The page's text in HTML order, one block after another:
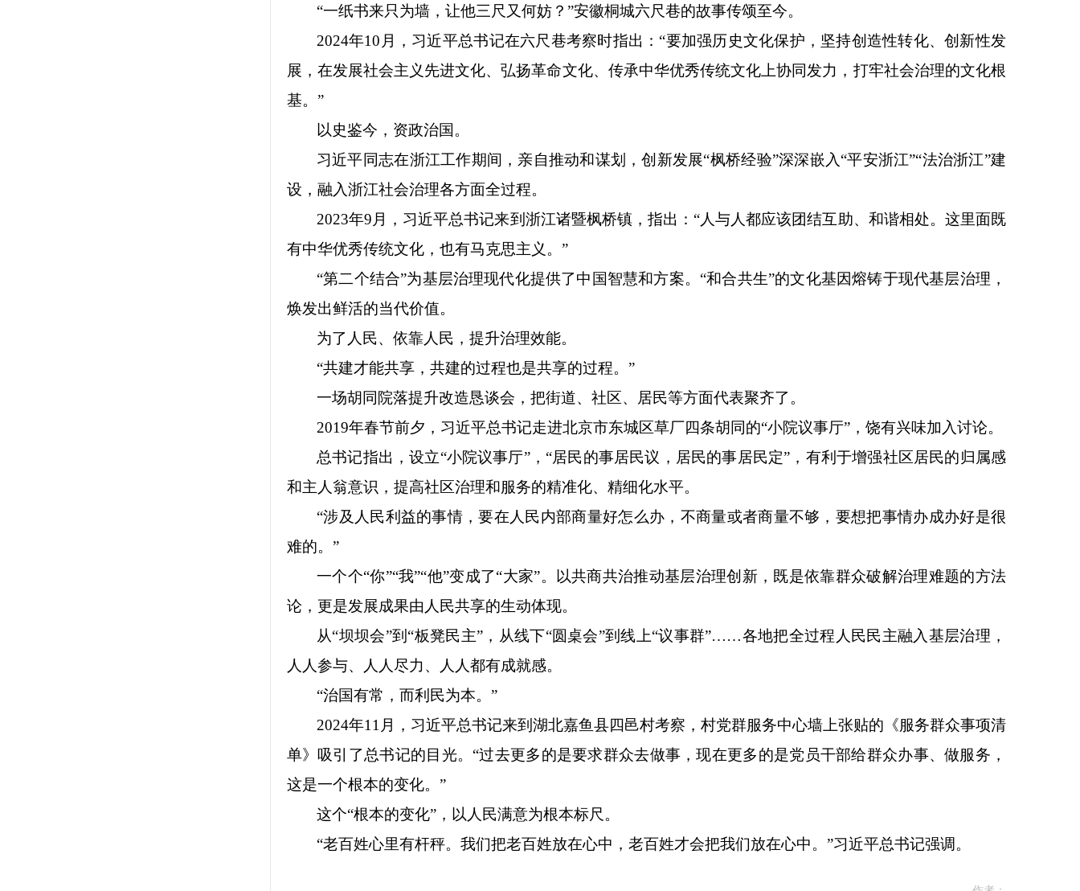
“一纸书来只为墙，让他三尺又何妨？”安徽桐城六尺巷的故事传颂至今。
2024年10月，习近平总书记在六尺巷考察时指出：“要加强历史文化保护，坚持创造性转化、创新性发
展，在发展社会主义先进文化、弘扬革命文化、传承中华优秀传统文化上协同发力，打牢社会治理的文化根
基。”
以史鉴今，资政治国。
习近平同志在浙江工作期间，亲自推动和谋划，创新发展“枫桥经验”深深嵌入“平安浙江”“法治浙江”建
设，融入浙江社会治理各方面全过程。
2023年9月，习近平总书记来到浙江诸暨枫桥镇，指出：“人与人都应该团结互助、和谐相处。这里面既
有中华优秀传统文化，也有马克思主义。”
“第二个结合”为基层治理现代化提供了中国智慧和方案。“和合共生”的文化基因熔铸于现代基层治理，
焕发出鲜活的当代价值。
为了人民、依靠人民，提升治理效能。
“共建才能共享，共建的过程也是共享的过程。”
一场胡同院落提升改造恳谈会，把街道、社区、居民等方面代表聚齐了。
2019年春节前夕，习近平总书记走进北京市东城区草厂四条胡同的“小院议事厅”，饶有兴味加入讨论。
总书记指出，设立“小院议事厅”，“居民的事居民议，居民的事居民定”，有利于增强社区居民的归属感
和主人翁意识，提高社区治理和服务的精准化、精细化水平。
“涉及人民利益的事情，要在人民内部商量好怎么办，不商量或者商量不够，要想把事情办成办好是很
难的。”
一个个“你”“我”“他”变成了“大家”。以共商共治推动基层治理创新，既是依靠群众破解治理难题的方法
论，更是发展成果由人民共享的生动体现。
从“坝坝会”到“板凳民主”，从线下“圆桌会”到线上“议事群”……各地把全过程人民民主融入基层治理，
人人参与、人人尽力、人人都有成就感。
“治国有常，而利民为本。”
2024年11月，习近平总书记来到湖北嘉鱼县四邑村考察，村党群服务中心墙上张贴的《服务群众事项清
单》吸引了总书记的目光。“过去更多的是要求群众去做事，现在更多的是党员干部给群众办事、做服务，
这是一个根本的变化。”
这个“根本的变化”，以人民满意为根本标尺。
“老百姓心里有杆秤。我们把老百姓放在心中，老百姓才会把我们放在心中。”习近平总书记强调。